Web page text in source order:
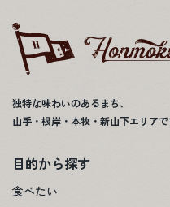
独特な味わいのあるまち、
山手・根岸・本牧・新山下エリアで
目的から探す
食べたい